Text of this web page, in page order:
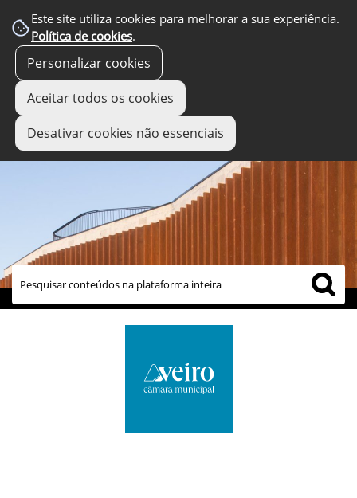
Este site utiliza cookies para melhorar a sua experiência.
Política de cookies.
Personalizar cookies
Aceitar todos os cookies
Desativar cookies não essenciais
links úteis